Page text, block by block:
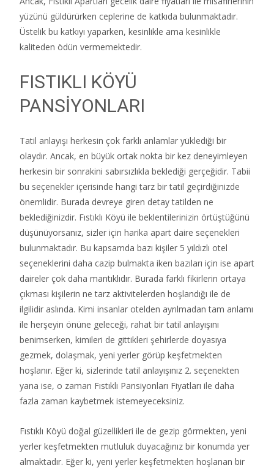
yüzünü güldürürken ceplerine de katkıda bulunmaktadır.
Üstelik bu katkıyı yaparken, kesinlikle ama kesinlikle
kaliteden ödün vermemektedir.
FISTIKLI KÖYÜ
PANSİYONLARI
Tatil anlayışı herkesin çok farklı anlamlar yüklediği bir
olaydır. Ancak, en büyük ortak nokta bir kez deneyimleyen
herkesin bir sonrakini sabırsızlıkla beklediği gerçeğidir. Tabii
bu seçenekler içerisinde hangi tarz bir tatil geçirdiğinizde
önemlidir. Burada devreye giren detay tatilden ne
beklediğinizdir. Fıstıklı Köyü ile beklentilerinizin örtüştüğünü
düşünüyorsanız, sizler için harika apart daire seçenekleri
bulunmaktadır. Bu kapsamda bazı kişiler 5 yıldızlı otel
seçeneklerini daha cazip bulmakta iken bazıları için ise apart
daireler çok daha mantıklıdır. Burada farklı fikirlerin ortaya
çıkması kişilerin ne tarz aktivitelerden hoşlandığı ile de
ilgilidir aslında. Kimi insanlar otelden ayrılmadan tam anlamı
ile herşeyin önüne geleceği, rahat bir tatil anlayışını
benimserken, kimileri de gittikleri şehirlerde doyasıya
gezmek, dolaşmak, yeni yerler görüp keşfetmekten
hoşlanır. Eğer ki, sizlerinde tatil anlayışınız 2. seçenekten
yana ise, o zaman Fıstıklı Pansiyonları Fiyatları ile daha
fazla zaman kaybetmek istemeyeceksiniz.
Fıstıklı Köyü doğal güzellikleri ile de gezip görmekten, yeni
yerler keşfetmekten mutluluk duyacağınız bir konumda yer
almaktadır. Eğer ki, yeni yerler keşfetmekten hoşlanan bir